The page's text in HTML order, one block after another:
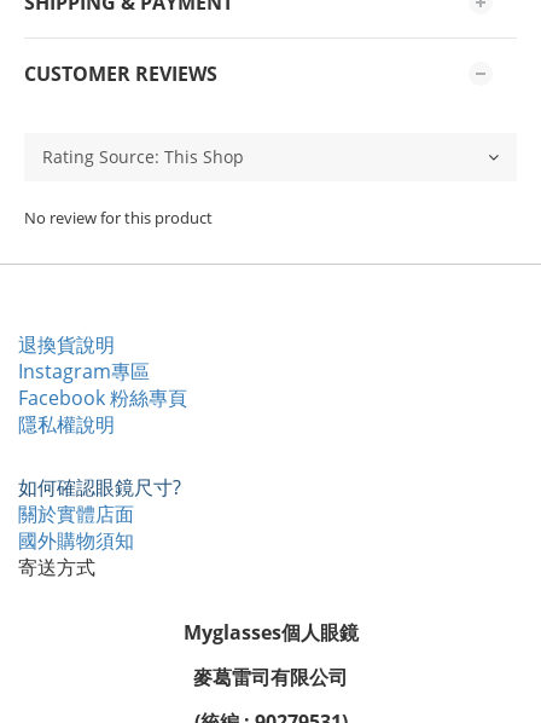
CUSTOMER REVIEWS
No review for this product
退換貨說明
Instagram專區
Facebook 粉絲專頁
隱私權說明
如何確認眼鏡尺寸?
關於實體店面
國外購物須知
寄送方式
Myglasses個人眼鏡
麥葛雷司有限公司